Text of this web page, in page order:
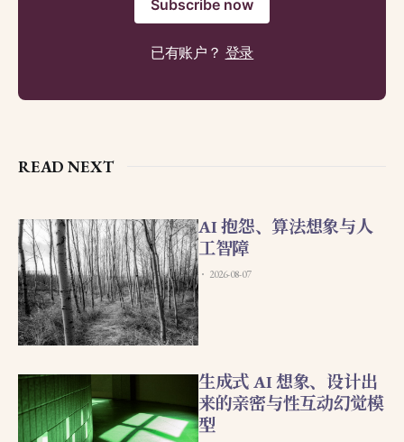
Subscribe now
已有账户？ 登录
READ NEXT
AI 抱怨、算法想象与人
工智障
2026-08-07
生成式 AI 想象、设计出
来的亲密与性互动幻觉模
型